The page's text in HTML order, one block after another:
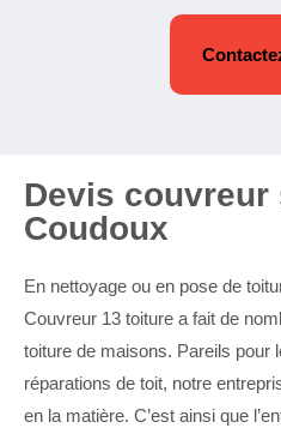
Devis couvreur
Coudoux
En nettoyage ou en pose de
Couvreur 13 toiture a fait de
toiture de maisons. Pareils pour
réparations de toit, notre
en la matière. C’est ainsi que